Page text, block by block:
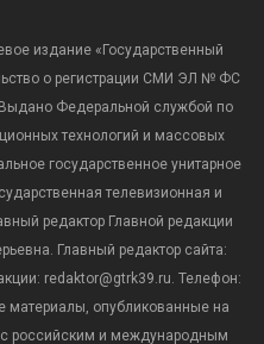
издание «Государственный
о регистрации СМИ ЭЛ № ФС
Выдано Федеральной службой по
технологий и массовых
государственное унитарное
телевизионная и
редактор Главной редакции
Главный редактор сайта:
redaktor@gtrk39.ru. Телефон:
материалы, опубликованные на
российским и международным